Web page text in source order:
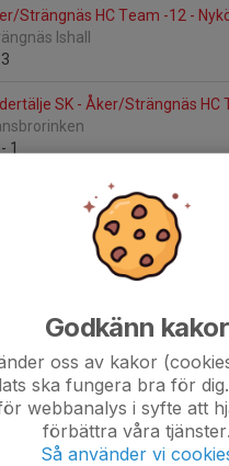
Strängnäs HC Team -12 -
Ishall
3
SK - Åker/Strängnäs HC
- 1
Strängnäs HC Team -12 -
SK Röd - Åker/Strängnäs HC
Ishall
SK Röd - Åker/Strängnäs
Godkänn kakor
oss av kakor
ska fungera bra för
webbanalys i syfte att
förbättra våra tjänster.
Så använder vi